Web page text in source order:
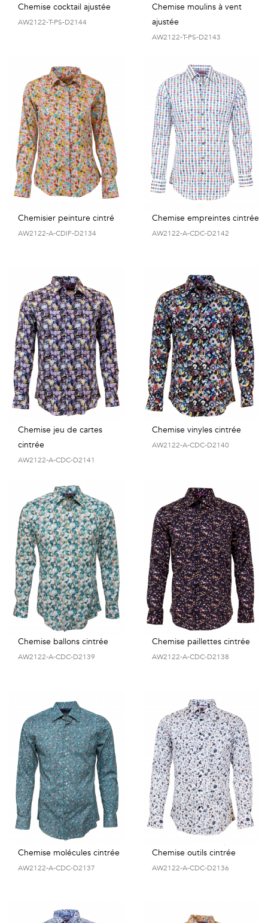
Chemise cocktail ajustée
AW2122-T-PS-D2144
Chemise moulins à vent
ajustée
AW2122-T-PS-D2143
Chemisier peinture cintré
AW2122-A-CDIF-D2134
Chemise empreintes cintrée
AW2122-A-CDC-D2142
Chemise jeu de cartes
cintrée
AW2122-A-CDC-D2141
Chemise vinyles cintrée
AW2122-A-CDC-D2140
Chemise ballons cintrée
AW2122-A-CDC-D2139
Chemise paillettes cintrée
AW2122-A-CDC-D2138
Chemise molécules cintrée
AW2122-A-CDC-D2137
Chemise outils cintrée
AW2122-A-CDC-D2136